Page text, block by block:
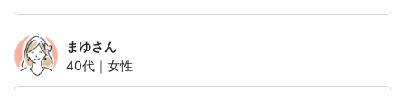
まゆさん
40代｜女性